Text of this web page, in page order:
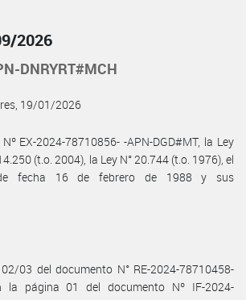
2026
DNRYRT#MCH
19/01/2026
EX-2024-78710856- -APN-DGD#MT, la Ley
(t.o. 2004), la Ley N° 20.744 (t.o. 1976), el
fecha 16 de febrero de 1988 y sus
03 del documento N° RE-2024-78710458-
la página 01 del documento Nº IF-2024-